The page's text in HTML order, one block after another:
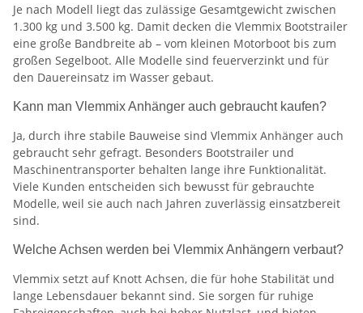
Je nach Modell liegt das zulässige Gesamtgewicht zwischen
1.300 kg und 3.500 kg. Damit decken die Vlemmix Bootstrailer
eine große Bandbreite ab – vom kleinen Motorboot bis zum
großen Segelboot. Alle Modelle sind feuerverzinkt und für
den Dauereinsatz im Wasser gebaut.
Kann man Vlemmix Anhänger auch gebraucht kaufen?
Ja, durch ihre stabile Bauweise sind Vlemmix Anhänger auch
gebraucht sehr gefragt. Besonders Bootstrailer und
Maschinentransporter behalten lange ihre Funktionalität.
Viele Kunden entscheiden sich bewusst für gebrauchte
Modelle, weil sie auch nach Jahren zuverlässig einsatzbereit
sind.
Welche Achsen werden bei Vlemmix Anhängern verbaut?
Vlemmix setzt auf Knott Achsen, die für hohe Stabilität und
lange Lebensdauer bekannt sind. Sie sorgen für ruhige